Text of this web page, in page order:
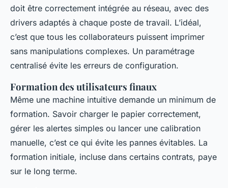
doit être correctement intégrée au réseau, avec des
drivers adaptés à chaque poste de travail. L’idéal,
c’est que tous les collaborateurs puissent imprimer
sans manipulations complexes. Un paramétrage
centralisé évite les erreurs de configuration.
Formation des utilisateurs finaux
Même une machine intuitive demande un minimum de
formation. Savoir charger le papier correctement,
gérer les alertes simples ou lancer une calibration
manuelle, c’est ce qui évite les pannes évitables. La
formation initiale, incluse dans certains contrats, paye
sur le long terme.